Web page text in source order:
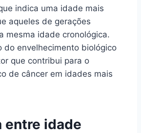
indica uma idade mais
aqueles de gerações
mesma idade cronológica.
do envelhecimento biológico
que contribui para o
de câncer em idades mais
entre idade